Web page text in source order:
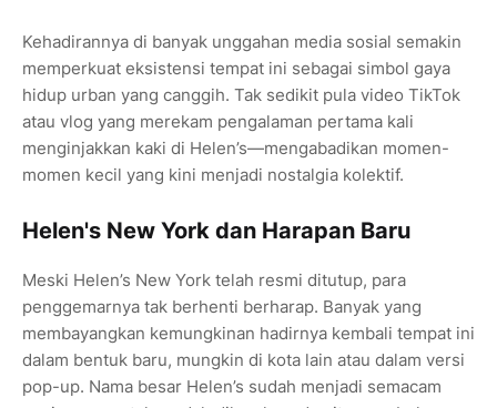
Kehadirannya di banyak unggahan media sosial semakin
memperkuat eksistensi tempat ini sebagai simbol gaya
hidup urban yang canggih. Tak sedikit pula video TikTok
atau vlog yang merekam pengalaman pertama kali
menginjakkan kaki di Helen’s—mengabadikan momen-
momen kecil yang kini menjadi nostalgia kolektif.
Helen's New York dan Harapan Baru
Meski Helen’s New York telah resmi ditutup, para
penggemarnya tak berhenti berharap. Banyak yang
membayangkan kemungkinan hadirnya kembali tempat ini
dalam bentuk baru, mungkin di kota lain atau dalam versi
pop-up. Nama besar Helen’s sudah menjadi semacam